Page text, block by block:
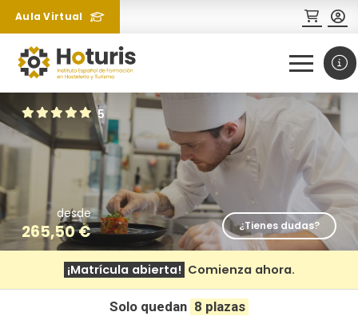
Aula Virtual
5
desde
265,50€ ¿Tienes dudas?
¡Matrícula abierta! Comienza ahora.
Solo quedan 8 plazas
¿Necesitas más información
sobre un curso?